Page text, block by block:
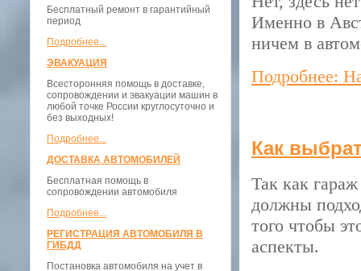
Бесплатный ремонт в гарантийный
период
Подробнее...
ЭВАКУАЦИЯ
Всесторонняя помощь в доставке,
сопровождении и эвакуации машин в
любой точке России круглосуточно и
без выходных!
Подробнее...
ДОСТАВКА АВТОМОБИЛЕЙ
Бесплатная помощь в
сопровождении автомобиля
Подробнее...
РЕГИСТРАЦИЯ АВТОМОБИЛЯ В
ГИБДД
Постановка автомобиля на учет в
Именно в
ничем в
Подробнее:
Как
Так как
должны
того чтобы
аспекты.